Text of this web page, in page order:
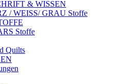
& WISSEN
/ WEISS/ GRAU Stoffe
Stoffe
Quilts